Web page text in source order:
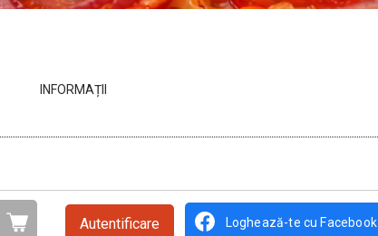
INFORMAȚII
Autentificare Loghează-te cu Facebook